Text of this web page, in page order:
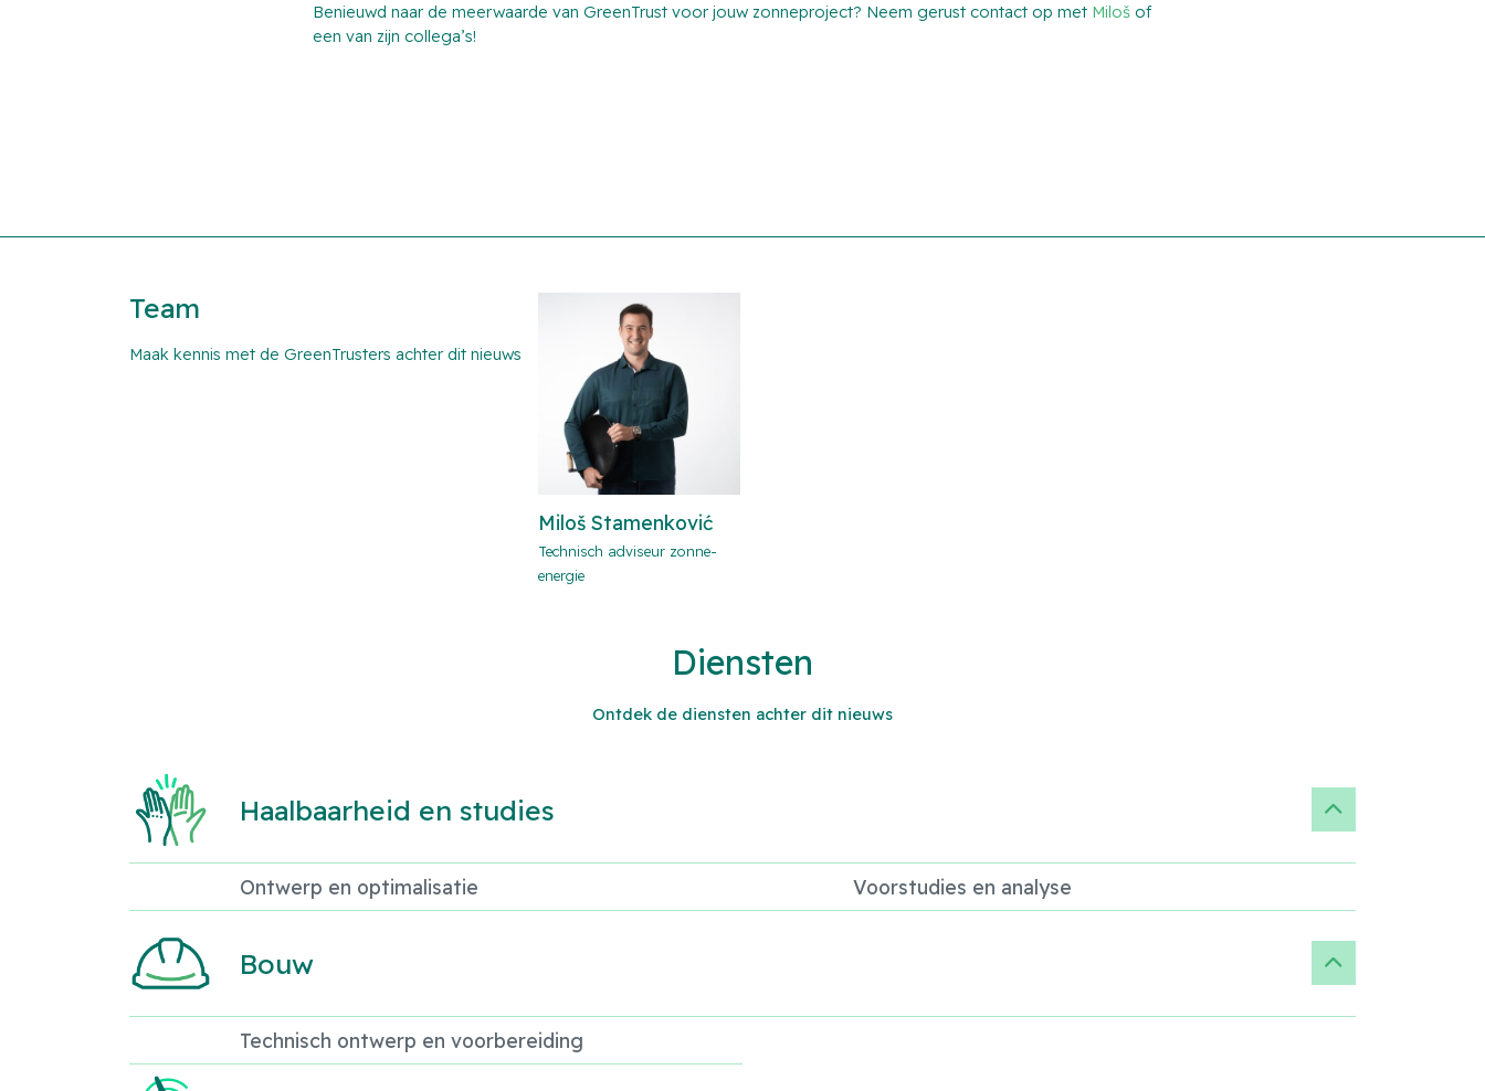
Benieuwd naar de meerwaarde van GreenTrust voor jouw zonneproject? Neem gerust contact op met Miloš of
een van zijn collega’s!
Team
Maak kennis met de GreenTrusters achter dit nieuws
Miloš Stamenković
Technisch adviseur zonne-
energie
Diensten
Ontdek de diensten achter dit nieuws
Haalbaarheid en studies
Ontwerp en optimalisatie Voorstudies en analyse
Bouw
Technisch ontwerp en voorbereiding